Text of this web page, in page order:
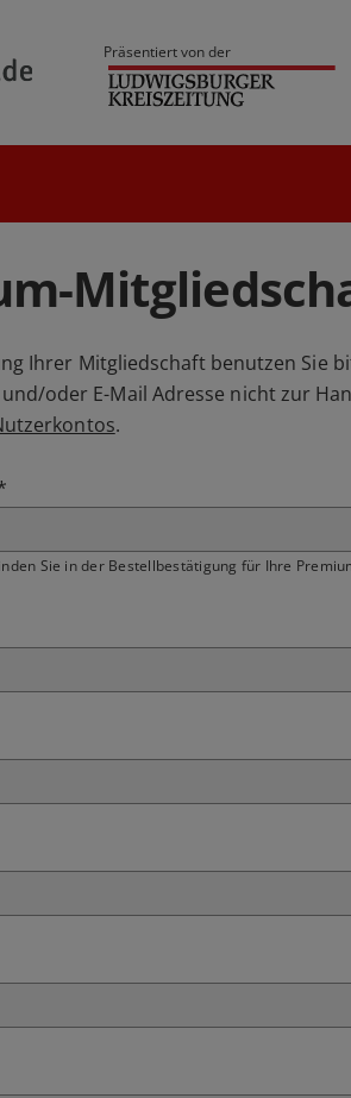
Präsentiert von der
Ihrer Mitgliedschaft benutzen Sie
oder E-Mail Adresse nicht zur
.
Sie in der Bestellbestätigung für Ihre